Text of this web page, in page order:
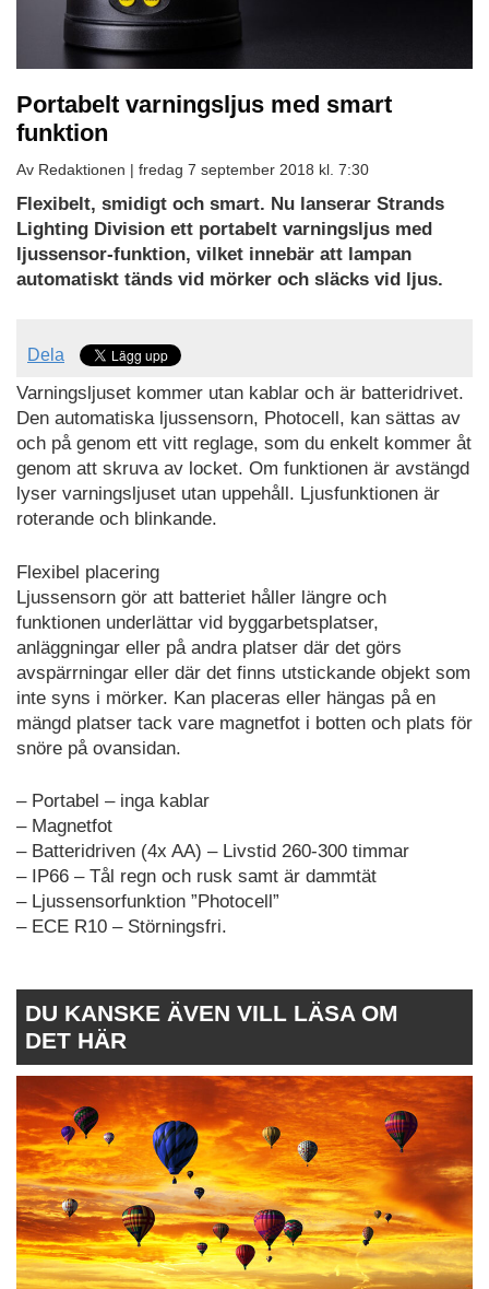
Portabelt varningsljus med smart
funktion
Av Redaktionen | fredag 7 september 2018 kl. 7:30
Flexibelt, smidigt och smart. Nu lanserar Strands
Lighting Division ett portabelt varningsljus med
ljussensor-funktion, vilket innebär att lampan
automatiskt tänds vid mörker och släcks vid ljus.
Dela
Varningsljuset kommer utan kablar och är batteridrivet.
Den automatiska ljussensorn, Photocell, kan sättas av
och på genom ett vitt reglage, som du enkelt kommer åt
genom att skruva av locket. Om funktionen är avstängd
lyser varningsljuset utan uppehåll. Ljusfunktionen är
roterande och blinkande.
Flexibel placering
Ljussensorn gör att batteriet håller längre och
funktionen underlättar vid byggarbetsplatser,
anläggningar eller på andra platser där det görs
avspärrningar eller där det finns utstickande objekt som
inte syns i mörker. Kan placeras eller hängas på en
mängd platser tack vare magnetfot i botten och plats för
snöre på ovansidan.
– Portabel – inga kablar
– Magnetfot
– Batteridriven (4x AA) – Livstid 260-300 timmar
– IP66 – Tål regn och rusk samt är dammtät
– Ljussensorfunktion ”Photocell”
– ECE R10 – Störningsfri.
DU KANSKE ÄVEN VILL LÄSA OM
DET HÄR